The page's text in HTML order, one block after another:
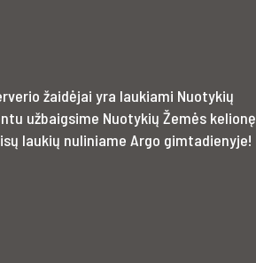
žaidėjai yra laukiami Nuotykių
užbaigsime Nuotykių Žemės kelionę
laukių nuliniame Argo gimtadienyje!